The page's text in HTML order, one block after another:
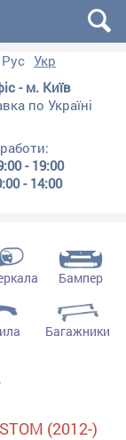
Рус Укр
- м. Київ
по Україні
- 19:00
- 14:00
Бампер
Багажники
(2012-)